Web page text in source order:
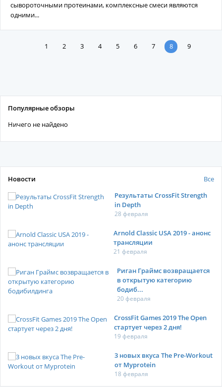
сывороточными протеинами, комплексные смеси являются
одними...
1 2 3 4 5 6 7 8 9
Популярные обзоры
Ничего не найдено
Новости
Все
Результаты CrossFit Strength
in Depth
28 февраля
Arnold Classic USA 2019 - анонс
трансляции
21 февраля
Риган Граймс возвращается
в открытую категорию
бодиб...
20 февраля
CrossFit Games 2019 The Open
стартует через 2 дня!
19 февраля
3 новых вкуса The Pre-Workout
от Myprotein
18 февраля